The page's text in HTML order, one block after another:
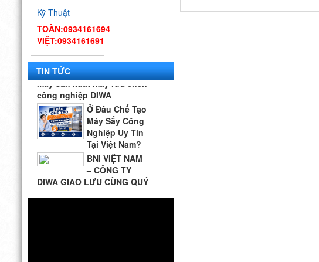
Kỹ Thuật
TOÀN:0934161694
VIỆT:0934161691
TIN TỨC
chuẩn VSATTP – Gợi ý quy
trình & thiết bị từ chuyên
gia DIWA
Công ty Vĩnh
Hoàn tới tham quan nhà
máy sản xuất máy rửa chén
công nghiệp DIWA
Ở Đâu Chế Tạo
Máy Sấy Công
Nghiệp Uy Tín
Tại Việt Nam?
Top 5 Địa Chỉ Đáng Tin Cậy
BNI VIỆT NAM
– CÔNG TY
DIWA GIAO LƯU CÙNG QUÝ
DOANH NGHIỆP VÀ CÁC
GIAN HÀNG THAM GIA 2026
Thiết kế bếp
một chiều đạt